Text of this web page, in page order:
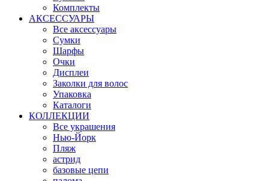
Комплекты
АКСЕССУАРЫ
Все аксессуары
Сумки
Шарфы
Очки
Дисплеи
Заколки для волос
Упаковка
Каталоги
КОЛЛЕКЦИИ
Все украшения
Нью-Йорк
Пляж
астрид
базовые цепи